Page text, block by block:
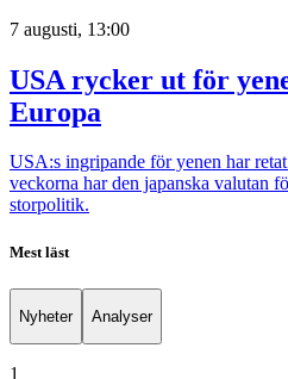
7 augusti, 13:00
USA rycker ut för
Europa
USA:s ingripande för yenen har
veckorna har den japanska valutan
storpolitik.
Mest läst
Nyheter Analyser
1